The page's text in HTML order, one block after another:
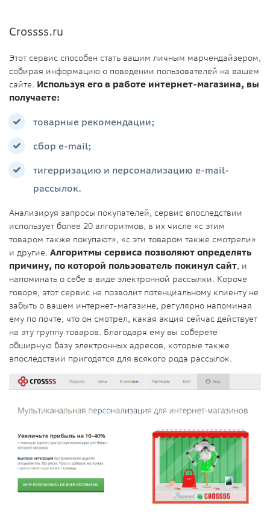
Crossss.ru
Этот сервис способен стать вашим личным марчендайзером,
собирая информацию о поведении пользователей на вашем
сайте. Используя его в работе интернет-магазина, вы
получаете:
товарные рекомендации;
сбор e-mail;
тигерризацию и персонализацию e-mail-
рассылок.
Анализируя запросы покупателей, сервис впоследствии
использует более 20 алгоритмов, в их числе «с этим
товаром также покупают», «с эти товаром также смотрели»
и другие. Алгоритмы сервиса позволяют определять
причину, по которой пользователь покинул сайт, и
напоминать о себе в виде электронной рассылки. Короче
говоря, этот сервис не позволит потенциальному клиенту не
забыть о вашем интернет-магазине, регулярно напоминая
ему по почте, что он смотрел, какая акция сейчас действует
на эту группу товаров. Благодаря ему вы соберете
обширную базу электронных адресов, которые также
впоследствии пригодятся для всякого рода рассылок.